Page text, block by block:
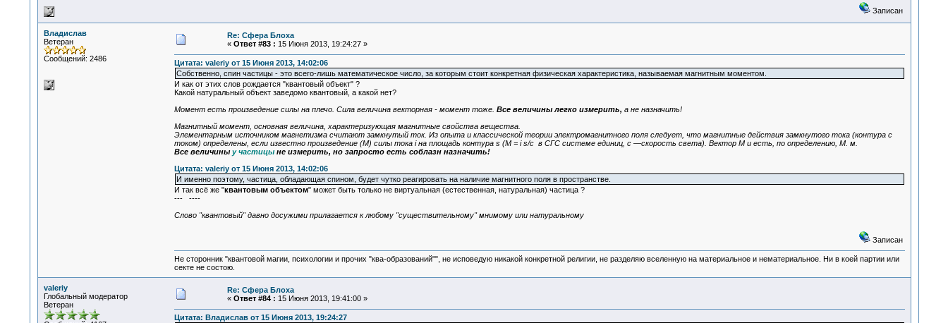
Записан
Владислав
Ветеран
Сообщений: 2486
Re: Сфера Блоха
« Ответ #83 : 15 Июня 2013, 19:24:27 »
Цитата: valeriy от 15 Июня 2013, 14:02:06
Собственно, спин частицы - это всего-лишь математическое число, за которым стоит конкретная физическая характеристика, называемая магнитным моментом.
И как от этих слов рождается "квантовый объект" ?
Какой натуральный объект заведомо квантовый, а какой нет?
Момент есть произведение силы на плечо. Сила величина векторная - момент тоже. Все величины легко измерить, а не назначить!
Магнитный момент, основная величина, характеризующая магнитные свойства вещества.
Элементарным источником магнетизма считают замкнутый ток. Из опыта и классической теории электромагнитного поля следует, что магнитные действия замкнутого тока (контура с
током) определены, если известно произведение (М) силы тока i на площадь контура s (М = i s/c в СГС системе единиц, с —скорость света). Вектор М и есть, по определению, М. м.
Все величиныу частицыне измерить, но запросто есть соблазн назначить!
Цитата: valeriy от 15 Июня 2013, 14:02:06
И именно поэтому, частица, обладающая спином, будет чутко реагировать на наличие магнитного поля в пространстве.
И так всё же "квантовым объектом" может быть только не виртуальная (естественная, натуральная) частица ?
--- ----
Слово "квантовый" давно досужими прилагается к любому "существительному" мнимому или натуральному
Записан
Не сторонник "квантовой магии, психологии и прочих "ква-образований"", не исповедую никакой конкретной религии, не разделяю вселенную на материальное и нематериальное. Ни в коей партии или
секте не состою.
valeriy
Глобальный модератор
Ветеран
Re: Сфера Блоха
« Ответ #84 : 15 Июня 2013, 19:41:00 »
Цитата: Владислав от 15 Июня 2013, 19:24:27